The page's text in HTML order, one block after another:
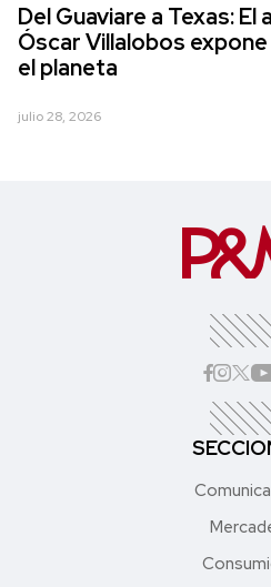
Del Guaviare a Texas:
Óscar Villalobos
el planeta
julio 28, 2026